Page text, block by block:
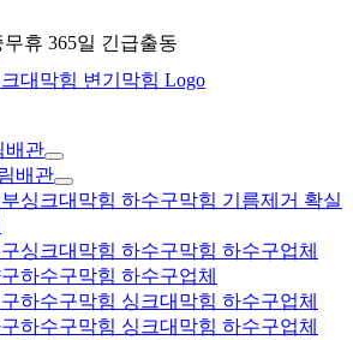
휴 365일 긴급출동
배관
배관
싱크대막힘 하수구막힘 기름제거 확실
싱크대막힘 하수구막힘 하수구업체
하수구막힘 하수구업체
하수구막힘 싱크대막힘 하수구업체
하수구막힘 싱크대막힘 하수구업체